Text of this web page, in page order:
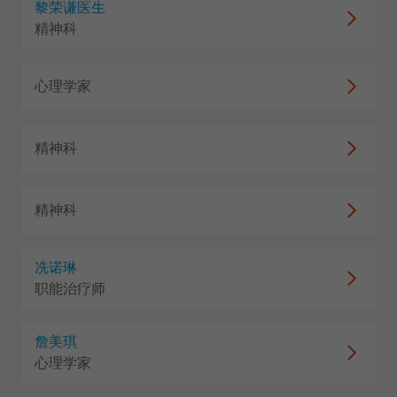
黎荣谦医生
精神科
心理学家
精神科
精神科
冼诺琳
职能治疗师
詹美琪
心理学家